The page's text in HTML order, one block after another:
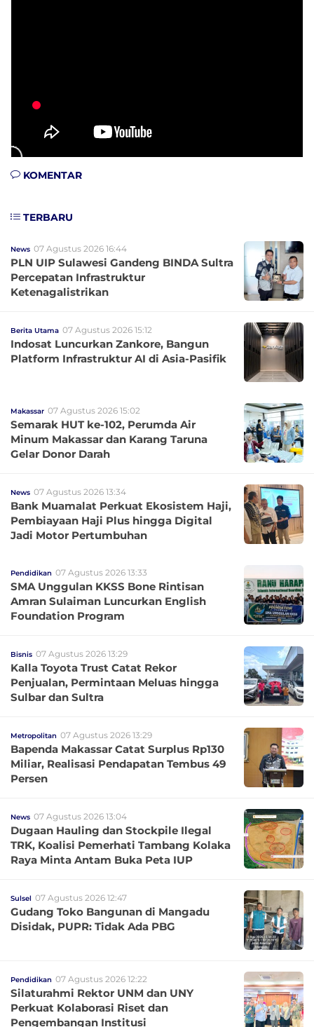
KOMENTAR
TERBARU
News 07 Agustus 2026 16:44
PLN UIP Sulawesi Gandeng BINDA Sultra
Percepatan Infrastruktur
Ketenagalistrikan
Berita Utama 07 Agustus 2026 15:12
Indosat Luncurkan Zankore, Bangun
Platform Infrastruktur AI di Asia-Pasifik
Makassar 07 Agustus 2026 15:02
Semarak HUT ke-102, Perumda Air
Minum Makassar dan Karang Taruna
Gelar Donor Darah
News 07 Agustus 2026 13:34
Bank Muamalat Perkuat Ekosistem Haji,
Pembiayaan Haji Plus hingga Digital
Jadi Motor Pertumbuhan
Pendidikan 07 Agustus 2026 13:33
SMA Unggulan KKSS Bone Rintisan
Amran Sulaiman Luncurkan English
Foundation Program
Bisnis 07 Agustus 2026 13:29
Kalla Toyota Trust Catat Rekor
Penjualan, Permintaan Meluas hingga
Sulbar dan Sultra
Metropolitan 07 Agustus 2026 13:29
Bapenda Makassar Catat Surplus Rp130
Miliar, Realisasi Pendapatan Tembus 49
Persen
News 07 Agustus 2026 13:04
Dugaan Hauling dan Stockpile Ilegal
TRK, Koalisi Pemerhati Tambang Kolaka
Raya Minta Antam Buka Peta IUP
Sulsel 07 Agustus 2026 12:47
Gudang Toko Bangunan di Mangadu
Disidak, PUPR: Tidak Ada PBG
Pendidikan 07 Agustus 2026 12:22
Silaturahmi Rektor UNM dan UNY
Perkuat Kolaborasi Riset dan
Pengembangan Institusi